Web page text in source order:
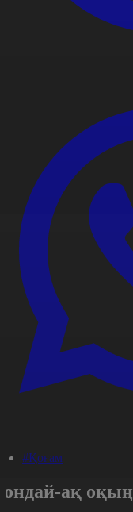
#Қоғам
ақ